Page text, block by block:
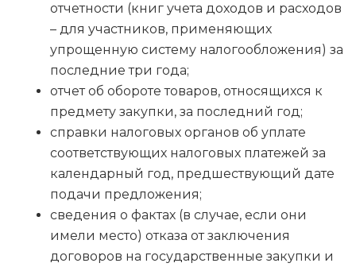
отчетности (книг учета доходов и расходов
– для участников, применяющих
упрощенную систему налогообложения) за
последние три года;
отчет об обороте товаров, относящихся к
предмету закупки, за последний год;
справки налоговых органов об уплате
соответствующих налоговых платежей за
календарный год, предшествующий дате
подачи предложения;
сведения о фактах (в случае, если они
имели место) отказа от заключения
договоров на государственные закупки и